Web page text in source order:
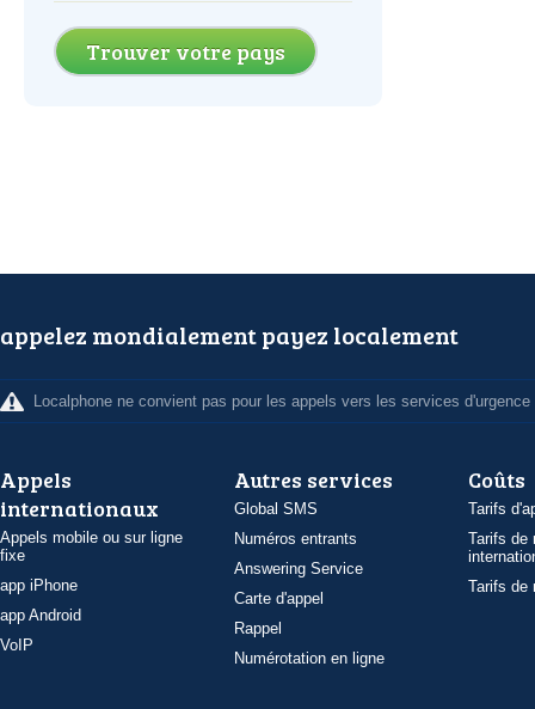
Trouver votre pays
appelez mondialement payez localement
Localphone ne convient pas pour les appels vers les services d'urgence
Appels
internationaux
Appels mobile ou sur ligne
fixe
app iPhone
app Android
VoIP
Autres services
Global SMS
Numéros entrants
Answering Service
Carte d'appel
Rappel
Numérotation en ligne
Coûts
Tarifs
Tarifs de
Tarifs de